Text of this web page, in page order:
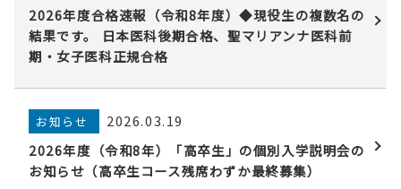
2026年度合格速報（令和8年度）◆現役生の複数名の
結果です。 日本医科後期合格、聖マリアンナ医科前
期・女子医科正規合格
お知らせ
2026.03.19
2026年度（令和8年）「高卒生」の個別入学説明会の
お知らせ（高卒生コース残席わずか最終募集）